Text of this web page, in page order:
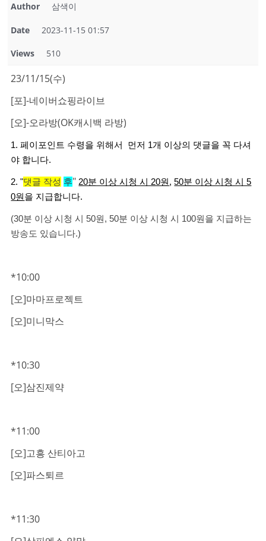
Author 삼색이
Date 2023-11-15 01:57
Views 510
23/11/15(수)
[포]-네이버쇼핑라이브
[오]-오라방(OK캐시백 라방)
1. 페이포인트 수령을 위해서 먼저 1개 이상의 댓글을 꼭 다셔
야 합니다.
2. "댓글 작성 후" 20분 이상 시청 시 20원,50분 이상 시청 시 5
0원을 지급합니다.
(30분 이상 시청 시 50원, 50분 이상 시청 시 100원을 지급하는
방송도 있습니다.)
*10:00
[오]마마프로젝트
[오]미니막스
*10:30
[오]삼진제약
*11:00
[오]고흥 산티아고
[오]파스퇴르
*11:30